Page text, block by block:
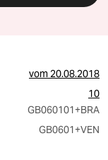
vom20.08.2018
10
GB060101+BRA
GB0601+VEN